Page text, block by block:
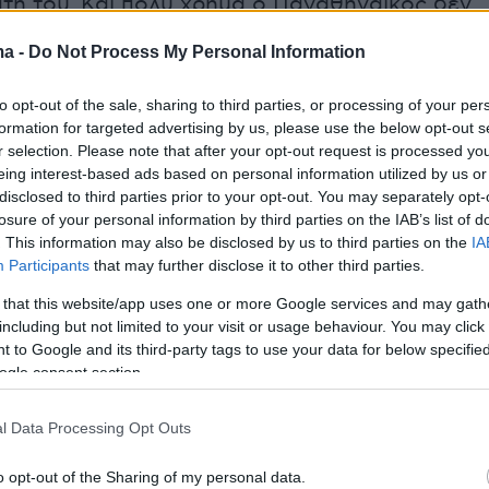
- Do Not Process My Personal Information
opt-out of the sale, sharing to third parties, or processing of your
for targeted advertising by us, please use the below opt-out
selection. Please note that after your opt-out request is processed
interest-based ads based on personal information utilized by us
to third parties prior to your opt-out. You may separately
of your personal information by third parties on the IAB’s list of
This information may also be disclosed by us to third parties on the
Participants that may further disclose it to other third parties.
that this website/app uses one or more Google services and may
but not limited to your visit or usage behaviour. You may
to Google and its third-party tags to use your data for below
consent section.
Data Processing Opt Outs
opt-out of the Sharing of my personal data.
στην αγορά ότι… δεν πουλάει μέχρι τα τέλη
εκ των Ιωαννίδη, Βαγιαννίδη, Τετέ.
κάτι χάνει. Κερδίζει τη συνοχή. Χάνει ίσως
σίγουρα αγοραστική δύναμη! Ως
όλα αυτά, των παράλογων περυσινών
θέμα πώλησης του Φώτη Ιωαννίδη με
και παράλογα για τα ελληνικά δεδομένα)
ταμείο θα γίνει μετά τη ρεβάνς εναντίον των
βέβαια, για να δούμε πότε ο
θα αποκτήσει αυτούς τους δύο χαφ και σε
στο σύνολο…